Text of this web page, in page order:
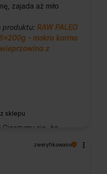
sklepu
Cieszymy się, że
obsługę tak
raz jeszcze!
zajada aż miło
produktu: RAW PALEO
- mokra karma
z
zweryfikowano